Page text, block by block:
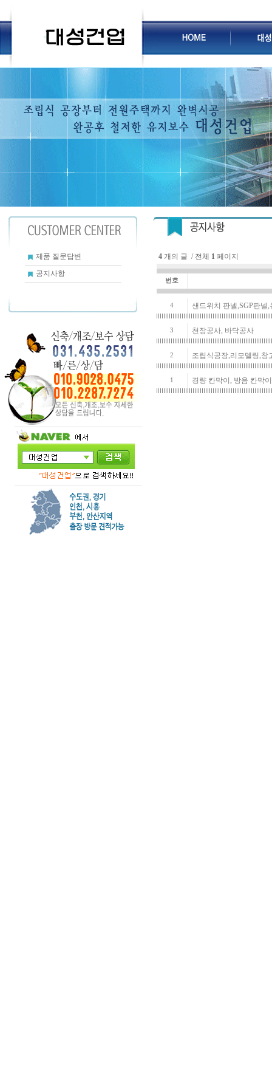
제품 질문답변
공지사항
4 개의 글 / 전체 1 페이지
번호
4 샌드위치 판넬,SGP판넬,
3 천장공사, 바닥공사
2 조립식공장,리모델링,창
1 경량 칸막이, 방음 칸막이